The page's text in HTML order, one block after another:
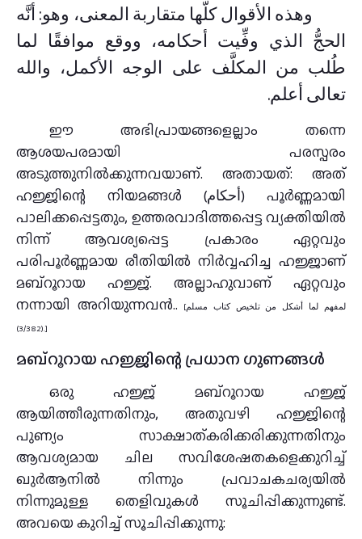
وهذه الأقوال كلّها متقاربة المعنى، وهو: أنَّه
الحجُّ الذي وفِّيت أحكامه، ووقع موافقًا لما
طُلب من المكلَّف على الوجه الأكمل، والله
تعالى أعلم.
ഈ അഭിപ്രായങ്ങളെല്ലാം തന്നെ
ആശയപരമായി പരസ്പരം
അടുത്തുനിൽക്കുന്നവയാണ്. അതായത്: അത്
ഹജ്ജിന്റെ നിയമങ്ങൾ (أحكام) പൂർണ്ണമായി
പാലിക്കപ്പെട്ടതും, ഉത്തരവാദിത്തപ്പെട്ട വ്യക്തിയിൽ
നിന്ന് ആവശ്യപ്പെട്ട പ്രകാരം ഏറ്റവും
പരിപൂർണ്ണമായ രീതിയിൽ നിര്‍വ്വഹിച്ച ഹജ്ജാണ്
മബ്റൂറായ ഹജ്ജ്. അല്ലാഹുവാണ് ഏറ്റവും
നന്നായി അറിയുന്നവൻ.. [لمفهم لما أشكل من تلخيص كتاب مسلم
(3/382).]
മബ്റൂറായ ഹജ്ജിന്റെ പ്രധാന ഗുണങ്ങൾ
ഒരു ഹജ്ജ് മബ്റൂറായ ഹജ്ജ്
ആയിത്തീരുന്നതിനും, അതുവഴി ഹജ്ജിന്റെ
പുണ്യം സാക്ഷാത്കരിക്കരിക്കുന്നതിനും
ആവശ്യമായ ചില സവിശേഷതകളെക്കുറിച്ച്
ഖുർആനിൽ നിന്നും പ്രവാചകചര്യയിൽ
നിന്നുമുള്ള തെളിവുകൾ സൂചിപ്പിക്കുന്നുണ്ട്.
അവയെ കുറിച്ച് സൂചിപ്പിക്കുന്നു: